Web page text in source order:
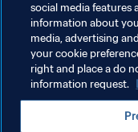
social media features
information about
media, advertising
your cookie
right and place a do
information request.